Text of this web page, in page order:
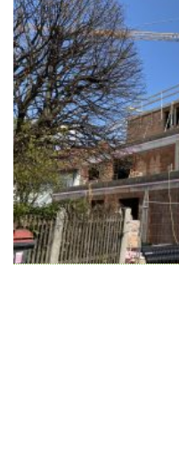
office@weiserleben.at
+43(0) 664 244 88 38
Wir schaffen
Innenwelt verbinden.
Vordergrund.
Kontakt
Newsletter